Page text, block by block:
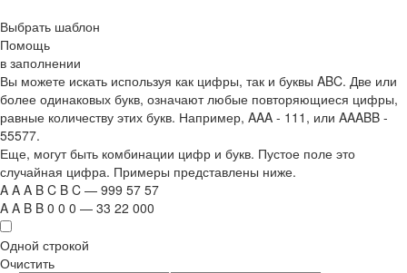
Выбрать шаблон
Помощь
в заполнении
Вы можете искать используя как цифры, так и буквы ABC. Две или
более одинаковых букв, означают любые повторяющиеся цифры,
равные количеству этих букв. Например, AAA - 111 , или AAABB -
55577.
Еще, могут быть комбинации цифр и букв. Пустое поле это
случайная цифра. Примеры представлены ниже.
A A A B C B C — 999 57 57
A A B B 0 0 0 — 33 22 000
Одной строкой
Очистить